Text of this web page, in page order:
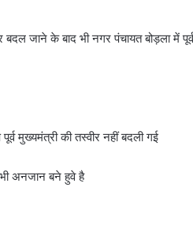
जाने के बाद भी नगर पंचायत बोड़ला में
मुख्यमंत्री की तस्वीर नहीं बदली गई
अनजान बने हुवे है